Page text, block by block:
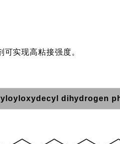
实现高粘接强度。
dihydrogen